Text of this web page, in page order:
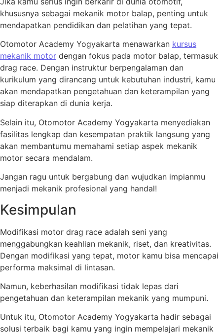
khususnya sebagai mekanik motor balap, penting untuk
mendapatkan pendidikan dan pelatihan yang tepat.
Otomotor Academy Yogyakarta menawarkan kursus
mekanik motor dengan fokus pada motor balap, termasuk
drag race. Dengan instruktur berpengalaman dan
kurikulum yang dirancang untuk kebutuhan industri, kamu
akan mendapatkan pengetahuan dan keterampilan yang
siap diterapkan di dunia kerja.
Selain itu, Otomotor Academy Yogyakarta menyediakan
fasilitas lengkap dan kesempatan praktik langsung yang
akan membantumu memahami setiap aspek mekanik
motor secara mendalam.
Jangan ragu untuk bergabung dan wujudkan impianmu
menjadi mekanik profesional yang handal!
Kesimpulan
Modifikasi motor drag race adalah seni yang
menggabungkan keahlian mekanik, riset, dan kreativitas.
Dengan modifikasi yang tepat, motor kamu bisa mencapai
performa maksimal di lintasan.
Namun, keberhasilan modifikasi tidak lepas dari
pengetahuan dan keterampilan mekanik yang mumpuni.
Untuk itu, Otomotor Academy Yogyakarta hadir sebagai
solusi terbaik bagi kamu yang ingin mempelajari mekanik